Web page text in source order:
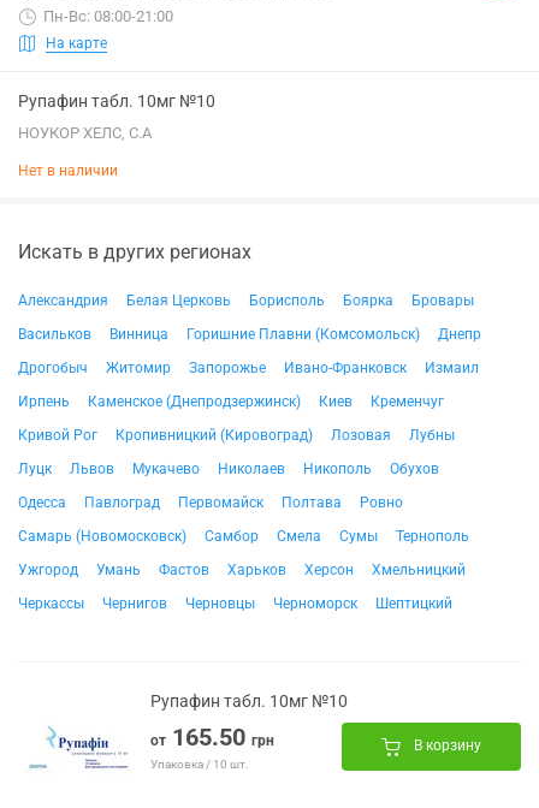
Пн-Вс: 08:00-21:00
На карте
Рупафин табл. 10мг №10
НОУКОР ХЕЛС, С.А
Нет в наличии
Искать в других регионах
Александрия Белая Церковь Борисполь Боярка
Бровары
Васильков
Винница Горишние Плавни (Комсомольск)
Днепр
Дрогобыч
Житомир Запорожье Ивано-Франковск
Измаил
Ирпень
Каменское (Днепродзержинск) Киев
Кременчуг
Кривой Рог
Кропивницкий (Кировоград) Лозовая
Лубны
Луцк
Львов Мукачево Николаев Никополь
Обухов
Одесса
Павлоград Первомайск Полтава
Ровно
Самарь (Новомосковск)
Самбор Смела Сумы
Тернополь
Ужгород
Умань Фастов Харьков Херсон
Хмельницкий
Черкассы
Чернигов Черновцы Черноморск Шептицкий
Рупафин табл. 10мг №10
от 165.50 грн
Упаковка / 10 шт.
В корзину